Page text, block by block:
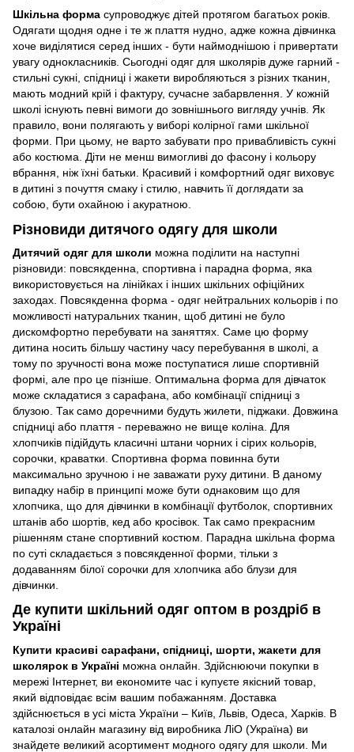
Шкільна форма супроводжує дітей протягом багатьох років.
Одягати щодня одне і те ж плаття нудно, адже кожна дівчинка
хоче виділятися серед інших - бути наймоднішою і привертати
увагу однокласників. Сьогодні одяг для школярів дуже гарний -
стильні сукні, спідниці і жакети виробляються з різних тканин,
мають модний крій і фактуру, сучасне забарвлення. У кожній
школі існують певні вимоги до зовнішнього вигляду учнів. Як
правило, вони полягають у виборі колірної гами шкільної
форми. При цьому, не варто забувати про привабливість сукні
або костюма. Діти не менш вимогливі до фасону і кольору
вбрання, ніж їхні батьки. Красивий і комфортний одяг виховує
в дитині з почуття смаку і стилю, навчить її доглядати за
собою, бути охайною і акуратною.
Різновиди дитячого одягу для школи
Дитячий одяг для школи можна поділити на наступні
різновиди: повсякденна, спортивна і парадна форма, яка
використовується на лінійках і інших шкільних офіційних
заходах. Повсякденна форма - одяг нейтральних кольорів і по
можливості натуральних тканин, щоб дитині не було
дискомфортно перебувати на заняттях. Саме цю форму
дитина носить більшу частину часу перебування в школі, а
тому по зручності вона може поступатися лише спортивній
формі, але про це пізніше. Оптимальна форма для дівчаток
може складатися з сарафана, або комбінації спідниці з
блузою. Так само доречними будуть жилети, піджаки. Довжина
спідниці або плаття - переважно не вище коліна. Для
хлопчиків підійдуть класичні штани чорних і сірих кольорів,
сорочки, краватки. Спортивна форма повинна бути
максимально зручною і не заважати руху дитини. В даному
випадку набір в принципі може бути однаковим що для
хлопчика, що для дівчинки в комбінації футболок, спортивних
штанів або шортів, кед або кросівок. Так само прекрасним
рішенням стане спортивний костюм. Парадна шкільна форма
по суті складається з повсякденної форми, тільки з
додаванням білої сорочки для хлопчика або блузи для
дівчинки.
Де купити шкільний одяг оптом в роздріб в
Україні
Купити красиві сарафани, спідниці, шорти, жакети для
школярок в Україні можна онлайн. Здійснюючи покупки в
мережі Інтернет, ви економите час і купуєте якісний товар,
який відповідає всім вашим побажанням. Доставка
здійснюється в усі міста України – Київ, Львів, Одеса, Харків. В
каталозі онлайн магазину від виробника ЛіО (Україна) ви
знайдете великий асортимент модного одягу для школи. Ми